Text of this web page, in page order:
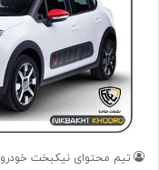
تیم محتوای نیکبخت خودرو